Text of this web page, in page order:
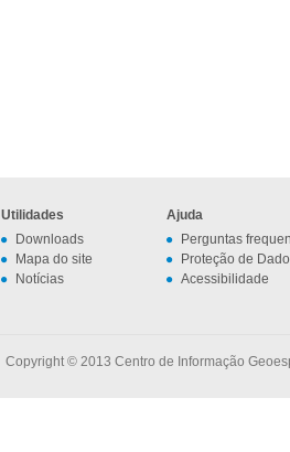
Utilidades
Downloads
Mapa do site
Notícias
Ajuda
Perguntas
Proteção de
Acessibilidade
Copyright © 2013 Centro de Informação